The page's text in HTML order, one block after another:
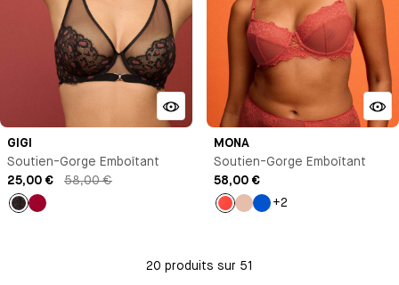
GIGI
Soutien-Gorge Emboîtant
25,00 €
58,00 €
MONA
Soutien-Gorge Emboîtant
58,00 €
+2
20 produits sur 51